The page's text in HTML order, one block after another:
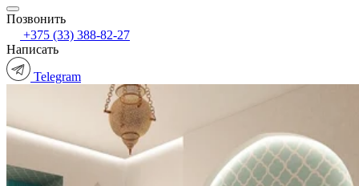
Позвонить
+375 (33) 388-82-27
Написать
Telegram